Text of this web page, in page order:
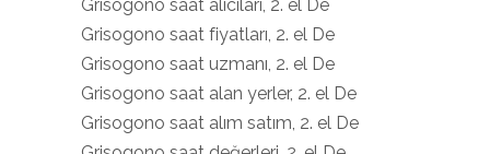
Grisogono saat alıcıları, 2. el De
Grisogono saat fiyatları, 2. el De
Grisogono saat uzmanı, 2. el De
Grisogono saat alan yerler, 2. el De
Grisogono saat alım satım, 2. el De